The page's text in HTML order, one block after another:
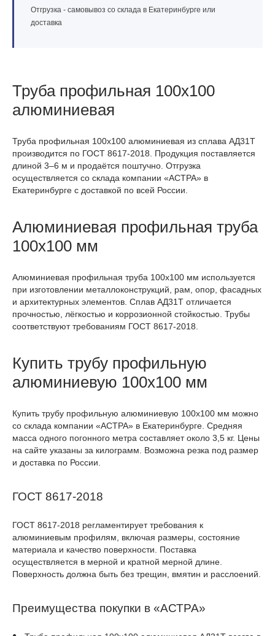
Отгрузка - самовывоз со склада в Екатеринбурге или
доставка
Труба профильная 100х100
алюминиевая
Труба профильная 100х100 алюминиевая из сплава АД31Т
производится по ГОСТ 8617-2018. Продукция поставляется
длиной 3–6 м и продаётся поштучно. Отгрузка
осуществляется со склада компании «АСТРА» в
Екатеринбурге с доставкой по всей России.
Алюминиевая профильная труба
100х100 мм
Алюминиевая профильная труба 100х100 мм используется
при изготовлении металлоконструкций, рам, опор, фасадных
и архитектурных элементов. Сплав АД31Т отличается
прочностью, лёгкостью и коррозионной стойкостью. Трубы
соответствуют требованиям ГОСТ 8617-2018.
Купить трубу профильную
алюминиевую 100х100 мм
Купить трубу профильную алюминиевую 100х100 мм можно
со склада компании «АСТРА» в Екатеринбурге. Средняя
масса одного погонного метра составляет около 3,5 кг. Цены
на сайте указаны за килограмм. Возможна резка под размер
и доставка по России.
ГОСТ 8617-2018
ГОСТ 8617-2018 регламентирует требования к
алюминиевым профилям, включая размеры, состояние
материала и качество поверхности. Поставка
осуществляется в мерной и кратной мерной длине.
Поверхность должна быть без трещин, вмятин и расслоений.
Преимущества покупки в «АСТРА»